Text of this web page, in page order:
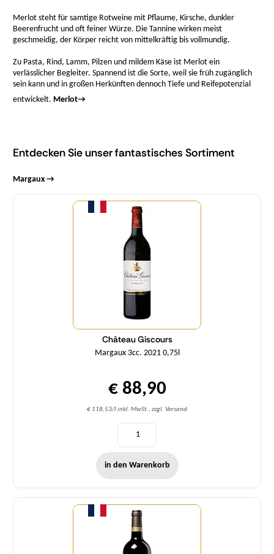
Merlot steht für samtige Rotweine mit Pflaume, Kirsche, dunkler
Beerenfrucht und oft feiner Würze. Die Tannine wirken meist
geschmeidig, der Körper reicht von mittelkräftig bis vollmundig.
Zu Pasta, Rind, Lamm, Pilzen und mildem Käse ist Merlot ein
verlässlicher Begleiter. Spannend ist die Sorte, weil sie früh zugänglich
sein kann und in großen Herkünften dennoch Tiefe und Reifepotenzial
entwickelt. Merlot→
Entdecken Sie unser fantastisches Sortiment
Margaux →
Château Giscours
Margaux 3cc. 2021 0,75l
€ 88,90
€ 118,53/l inkl. MwSt., zzgl. Versand
Menge
in den Warenkorb
Menge